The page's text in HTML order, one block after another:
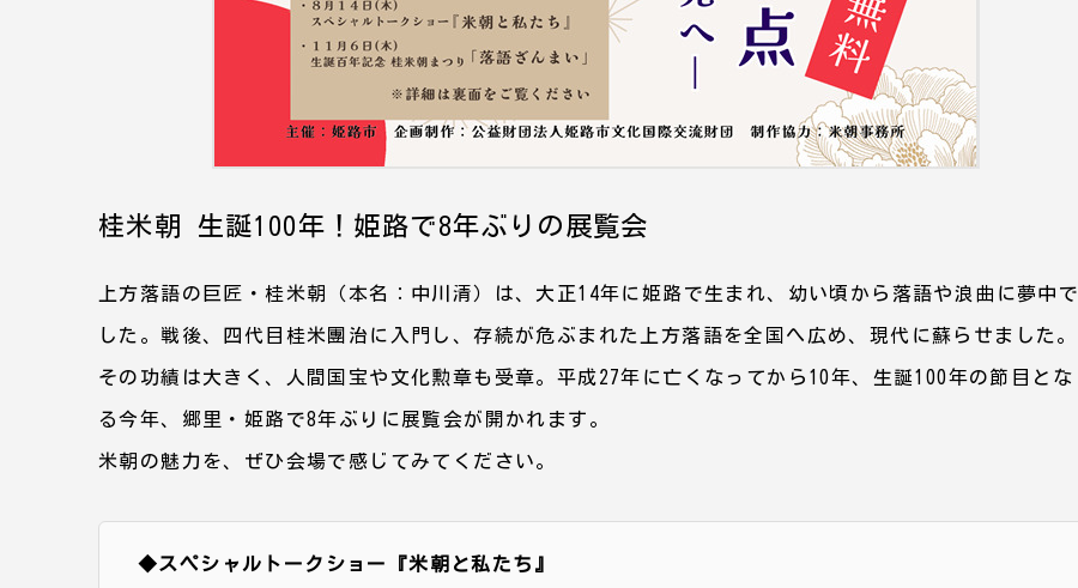
桂米朝 生誕100年！姫路で8年ぶりの展覧会
上方落語の巨匠・桂米朝（本名：中川清）は、大正14年に姫路で生まれ、幼い頃から落語や浪曲に夢中で
した。戦後、四代目桂米團治に入門し、存続が危ぶまれた上方落語を全国へ広め、現代に蘇らせました。
その功績は大きく、人間国宝や文化勲章も受章。平成27年に亡くなってから10年、生誕100年の節目とな
る今年、郷里・姫路で8年ぶりに展覧会が開かれます。
米朝の魅力を、ぜひ会場で感じてみてください。
◆スペシャルトークショー『米朝と私たち』